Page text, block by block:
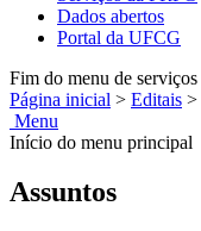
Dados abertos
Portal da UFCG
Fim do menu de serviços
Página inicial > Editais >
Menu
Início do menu principal
Assuntos